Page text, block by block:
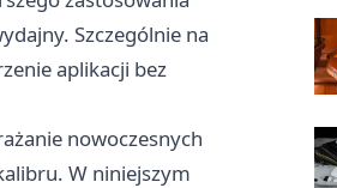
Szczególnie na
aplikacji bez
nowoczesnych
W niniejszym